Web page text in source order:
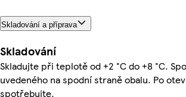
Skladování a příprava
Skladování
Skladujte při teplotě od +2 °C do +8 °C.
uvedeného na spodní straně obalu. Po
spotřebujte.